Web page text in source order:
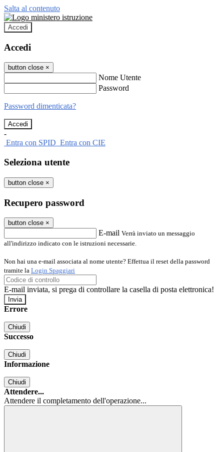
Salta al contenuto
Accedi
Accedi
button close ×
Nome Utente
Password
Password dimenticata?
-
Entra con SPID Entra con CIE
Seleziona utente
button close ×
Recupero password
button close ×
E-mail Verrà inviato un messaggio
all'indirizzo indicato con le istruzioni necessarie.
Non hai una e-mail associata al nome utente? Effettua il reset della password
tramite la Login Spaggiari
E-mail inviata, si prega di controllare la casella di posta elettronica!
Errore
Chiudi
Successo
Chiudi
Informazione
Chiudi
Attendere...
Attendere il completamento dell'operazione...